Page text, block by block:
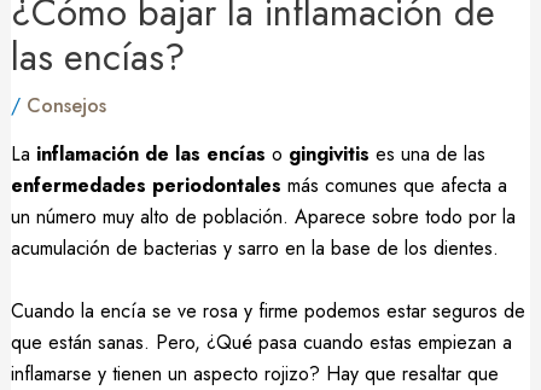
¿Cómo bajar la inflamación de
las encías?
/ Consejos
La inflamación de las encías o gingivitis es una de las
enfermedades periodontales más comunes que afecta a
un número muy alto de población. Aparece sobre todo por la
acumulación de bacterias y sarro en la base de los dientes.
Cuando la encía se ve rosa y firme podemos estar seguros de
que están sanas. Pero, ¿Qué pasa cuando estas empiezan a
inflamarse y tienen un aspecto rojizo? Hay que resaltar que